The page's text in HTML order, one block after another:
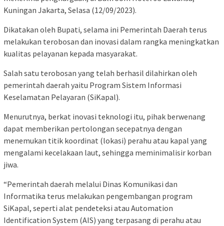
Kuningan Jakarta, Selasa (12/09/2023).
Dikatakan oleh Bupati, selama ini Pemerintah Daerah terus
melakukan terobosan dan inovasi dalam rangka meningkatkan
kualitas pelayanan kepada masyarakat.
Salah satu terobosan yang telah berhasil dilahirkan oleh
pemerintah daerah yaitu Program Sistem Informasi
Keselamatan Pelayaran (SiKapal).
Menurutnya, berkat inovasi teknologi itu, pihak berwenang
dapat memberikan pertolongan secepatnya dengan
menemukan titik koordinat (lokasi) perahu atau kapal yang
mengalami kecelakaan laut, sehingga meminimalisir korban
jiwa.
“Pemerintah daerah melalui Dinas Komunikasi dan
Informatika terus melakukan pengembangan program
SiKapal, seperti alat pendeteksi atau Automation
Identification System (AIS) yang terpasang di perahu atau